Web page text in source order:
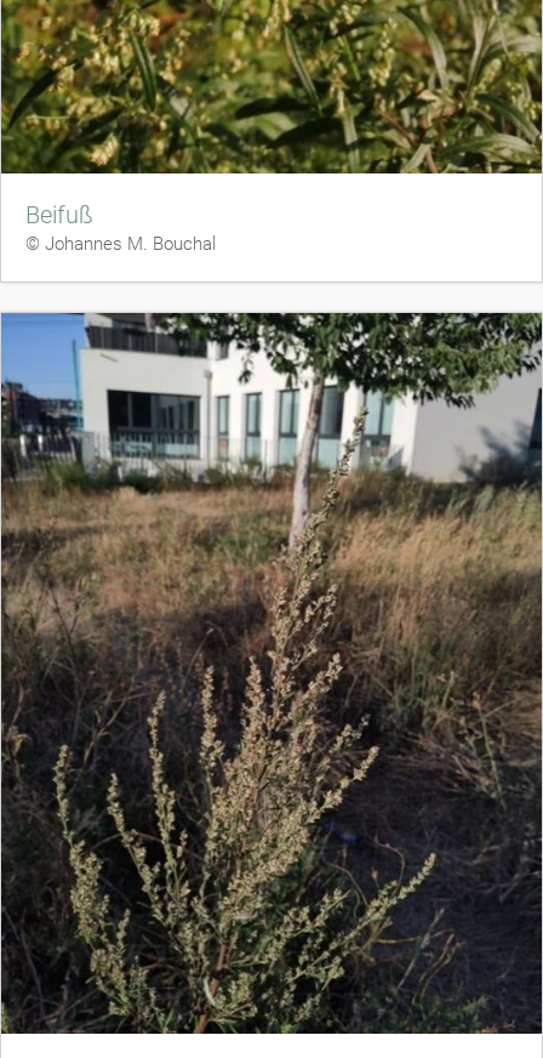
Beifuß
© Johannes M. Bouchal